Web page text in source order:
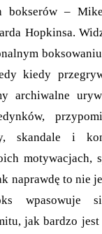
bokserów –
Hopkinsa.
kiedy
archiwalne
skandale i
motywacjach,
naprawdę to nie
wpasowuje
jak bardzo